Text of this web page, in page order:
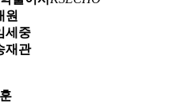
원
세중
재관